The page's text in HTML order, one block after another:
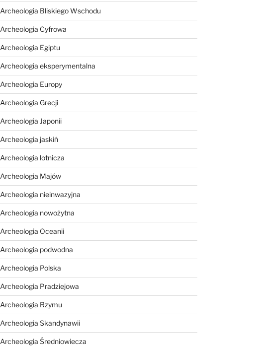
Archeologia Bliskiego Wschodu
Archeologia Cyfrowa
Archeologia Egiptu
Archeologia eksperymentalna
Archeologia Europy
Archeologia Grecji
Archeologia Japonii
Archeologia jaskiń
Archeologia lotnicza
Archeologia Majów
Archeologia nieinwazyjna
Archeologia nowożytna
Archeologia Oceanii
Archeologia podwodna
Archeologia Polska
Archeologia Pradziejowa
Archeologia Rzymu
Archeologia Skandynawii
Archeologia Średniowiecza